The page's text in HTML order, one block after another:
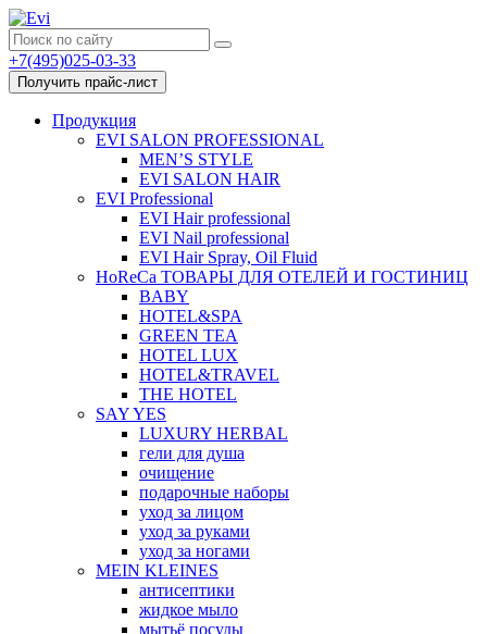
+7(495)025-03-33
Получить прайс-лист
Продукция
EVI SALON PROFESSIONAL
MEN’S STYLE
EVI SALON HAIR
EVI Professional
EVI Hair professional
EVI Nail professional
EVI Hair Spray, Oil Fluid
HoReCa ТОВАРЫ ДЛЯ ОТЕЛЕЙ И ГОСТИНИЦ
BABY
HOTEL&SPA
GREEN TEA
HOTEL LUX
HOTEL&TRAVEL
THE HOTEL
SAY YES
LUXURY HERBAL
гели для душа
очищение
подарочные наборы
уход за лицом
уход за руками
уход за ногами
MEIN KLEINES
антисептики
жидкое мыло
мытьё посуды